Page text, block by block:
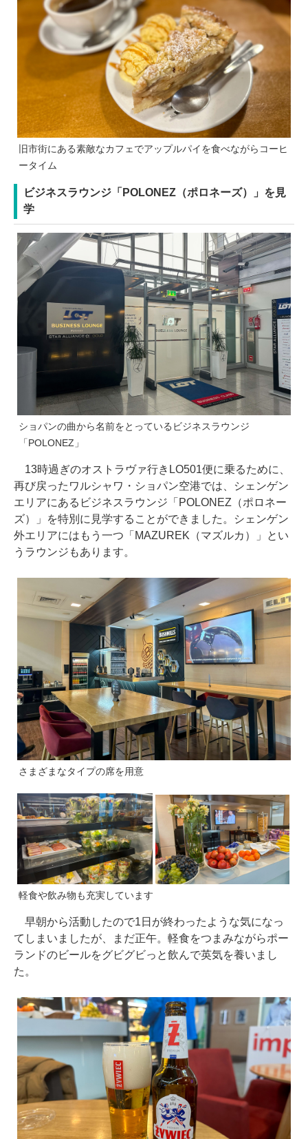
旧市街にある素敵なカフェでアップルパイを食べながらコーヒ
ータイム
ビジネスラウンジ「POLONEZ（ポロネーズ）」を見
学
ショパンの曲から名前をとっているビジネスラウンジ
「POLONEZ」
13時過ぎのオストラヴァ行きLO501便に乗るために、
再び戻ったワルシャワ・ショパン空港では、シェンゲン
エリアにあるビジネスラウンジ「POLONEZ（ポロネー
ズ）」を特別に見学することができました。シェンゲン
外エリアにはもう一つ「MAZUREK（マズルカ）」とい
うラウンジもあります。
さまざまなタイプの席を用意
軽食や飲み物も充実しています
早朝から活動したので1日が終わったような気になっ
てしまいましたが、まだ正午。軽食をつまみながらポー
ランドのビールをグビグビっと飲んで英気を養いまし
た。